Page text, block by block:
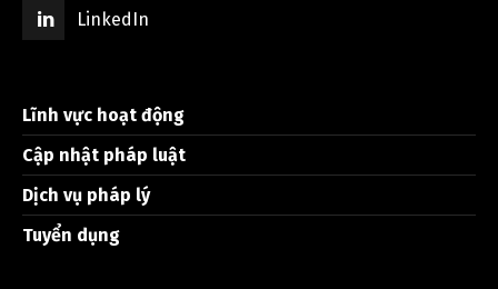
LinkedIn
Lĩnh vực hoạt động
Cập nhật pháp luật
Dịch vụ pháp lý
Tuyển dụng